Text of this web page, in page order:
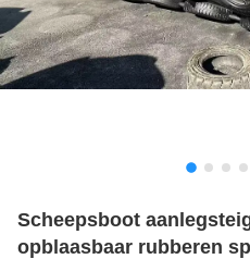
Scheepsboot
opblaasbaar rubberen